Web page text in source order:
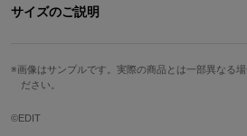
体で表現した一本
リーンの装飾を配置。
まるでマグナパレスの内部を覗き見るか
サイズのご説明
3.35cm
手首周り最
画像はサンプルです。実際の商品とは一部異なる
ださい。
©EDIT